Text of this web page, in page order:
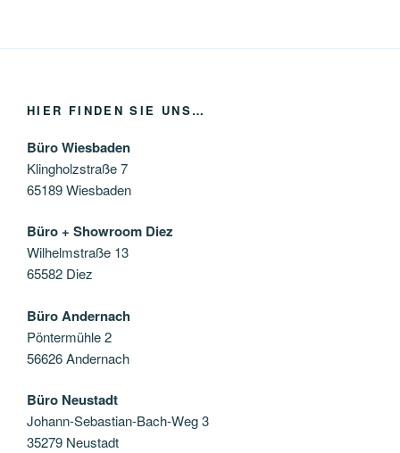
HIER FINDEN SIE UNS…
Büro Wiesbaden
Klingholzstraße 7
65189 Wiesbaden
Büro + Showroom Diez
Wilhelmstraße 13
65582 Diez
Büro Andernach
Pöntermühle 2
56626 Andernach
Büro Neustadt
Johann-Sebastian-Bach-Weg 3
35279 Neustadt